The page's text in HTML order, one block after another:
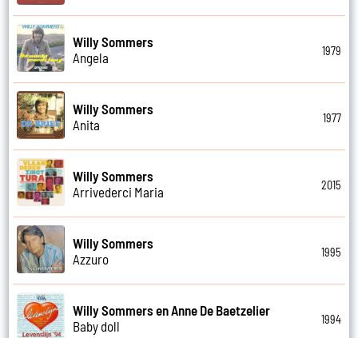
Willy Sommers
Angela
1979
Willy Sommers
Anita
1977
Willy Sommers
Arrivederci Maria
2015
Willy Sommers
Azzuro
1995
Willy Sommers en Anne De Baetzelier
Baby doll
1994